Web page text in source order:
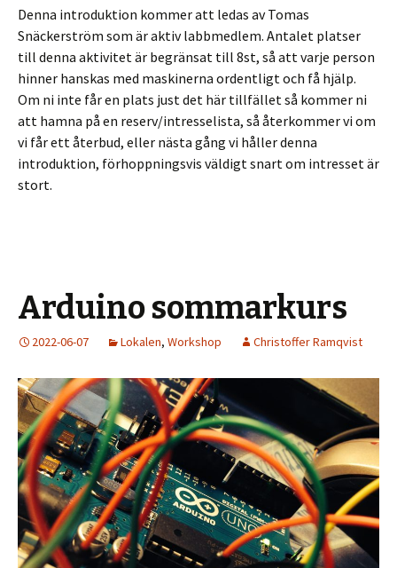
Denna introduktion kommer att ledas av Tomas
Snäckerström som är aktiv labbmedlem. Antalet platser
till denna aktivitet är begränsat till 8st, så att varje person
hinner hanskas med maskinerna ordentligt och få hjälp.
Om ni inte får en plats just det här tillfället så kommer ni
att hamna på en reserv/intresselista, så återkommer vi om
vi får ett återbud, eller nästa gång vi håller denna
introduktion, förhoppningsvis väldigt snart om intresset är
stort.
Arduino sommarkurs
2022-06-07 Lokalen, Workshop Christoffer Ramqvist